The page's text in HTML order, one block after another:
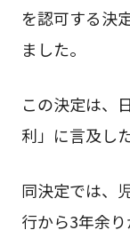
を認可する決
ました。
この決定は、
利」に言及し
同決定では、
行から3年余